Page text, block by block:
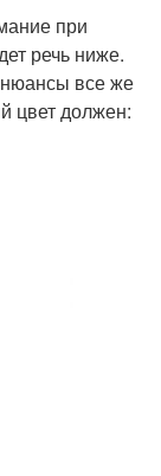
при
речь ниже.
нюансы все же
цвет должен: